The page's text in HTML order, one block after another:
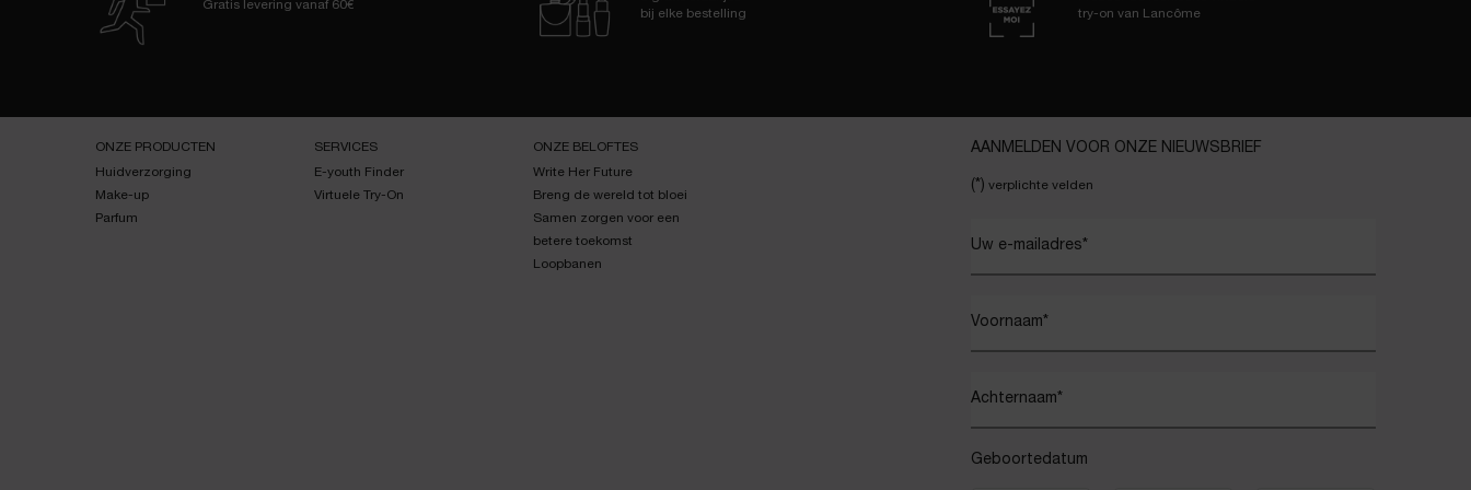
Gratis levering vanaf 60€
bij elke bestelling
try-on van Lancôme
ONZE PRODUCTEN
Huidverzorging
Make-up
Parfum
SERVICES
E-youth Finder
Virtuele Try-On
ONZE BELOFTES
Write Her Future
Breng de wereld tot bloei
Samen zorgen voor een
betere toekomst
Loopbanen
AANMELDEN VOOR ONZE NIEUWSBRIEF
(*) verplichte velden
Uw e-mailadres*
Voornaam*
Achternaam*
Geboortedatum